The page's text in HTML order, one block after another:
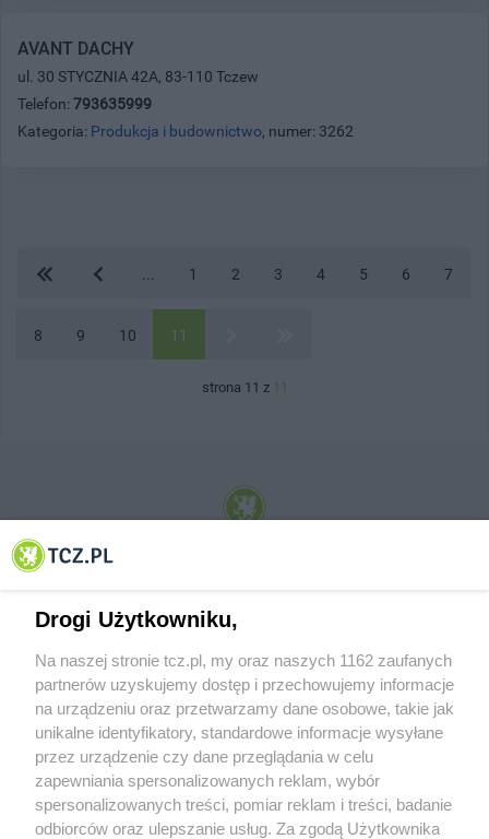
AVANT DACHY
ul. 30 STYCZNIA 42A, 83-110 Tczew
Telefon: 793635999
Kategoria: Produkcja i budownictwo, numer: 3262
1 2 3 4 5 6 7
8 9 10 11
strona 11 z 11
© 2001-2026 Tczew - TCZ.PL Sp. z o.o. Internetowy Serwis Informacyjny Miasta
O FIRMIE POLITYKA PRYWATNOŚCI HOSTING
REKLAMA WSPÓŁPRACA RSS FACEBOOK KONTAKT
Drogi Użytkowniku,
Na naszej stronie tcz.pl, my oraz naszych 1162 zaufanych
partnerów uzyskujemy dostęp i przechowujemy informacje
na urządzeniu oraz przetwarzamy dane osobowe, takie jak
unikalne identyfikatory, standardowe informacje wysyłane
przez urządzenie czy dane przeglądania w celu
zapewniania spersonalizowanych reklam, wybór
spersonalizowanych treści, pomiar reklam i treści, badanie
odbiorców oraz ulepszanie usług. Za zgodą Użytkownika